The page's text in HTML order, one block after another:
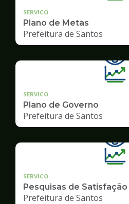
SERVICO
Plano de Metas
Prefeitura de Santos
SERVICO
Plano de Governo
Prefeitura de Santos
SERVICO
Pesquisas de Satisfação
Prefeitura de Santos